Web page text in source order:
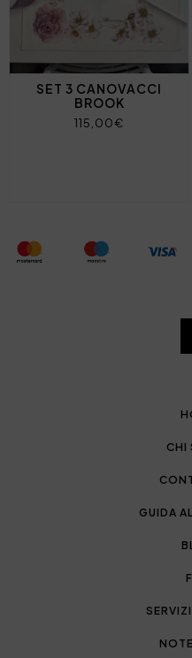
SET 3 CANOVACCI
BROOK
115,00€
CHI
GUIDA